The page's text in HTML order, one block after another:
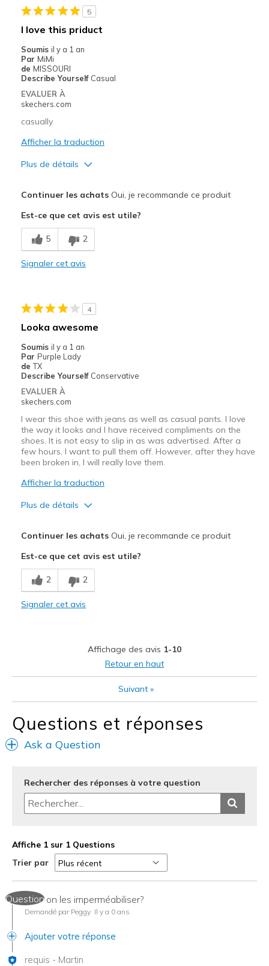
Les meilleures utilisations
Casual Wear
Travel
Work-healthcare
Width
Sizing
5
I love this priduct
Soumis il y a 1 an
Par MiMi
de MISSOURI
Describe Yourself Casual
EVALUER À
skechers.com
casually
Afficher la traduction
Plus de détails
Breathe Well
Comfortable
Casual Wear
Width
Sizing
Feels true to size
View On Shoes
Continuer les achatsOui, je recommande ce produit
Est-ce que cet avis est utile?
5 2
Signaler cet avis
4
Looka awesome
Soumis il y a 1 an
Par Purple Lady
de TX
Describe Yourself Conservative
EVALUER À
skechers.com
I wear this shoe with jeans as well as casual pants. I love
the way it looks and I have received compliments on the
shoes. It is not easy to slip in as was advertised. After a
few hours, I want to pull them off. However, after they have
been broken in, I will really love them.
Afficher la traduction
Plus de détails
Stylish
Le contre
Need Break In
Going Out
Travel
Width
Feels true to width
Sizing
Feels true to size
Continuer les achatsOui, je recommande ce produit
Est-ce que cet avis est utile?
2 2
Signaler cet avis
Affichage des avis 1-10
Retour en haut
Suivant »
Questions et réponses
Ask a Question
Rechercher des réponses à votre question
Affiche 1 sur 1 Questions
Trier par
QuestionDoit-on les imperméabiliser?
Demandé par Peggy Il y a 0 ans
Ajouter votre réponse
requis - Martin